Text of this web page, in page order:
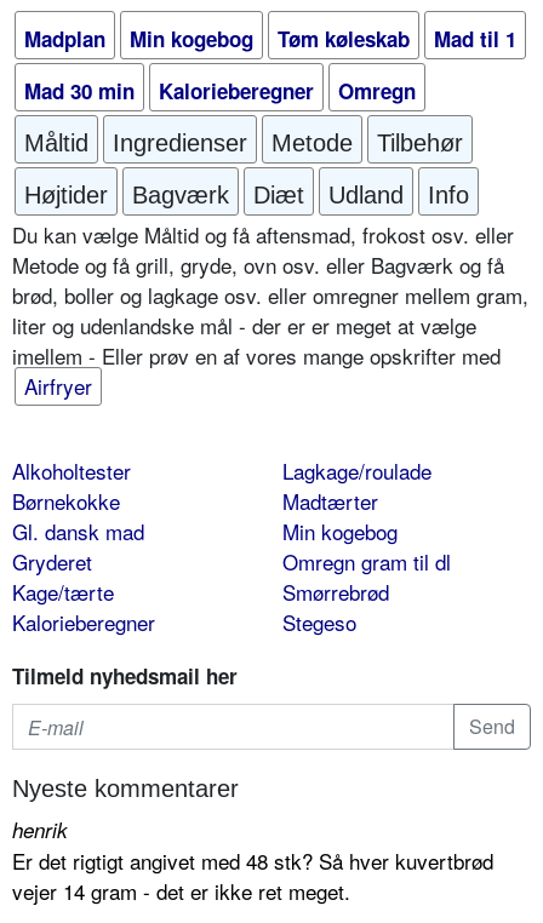
Madplan Min kogebog Tøm køleskab
Mad til 1
Mad 30 min
Kalorieberegner Omregn
Måltid Ingredienser Metode
Tilbehør
Højtider
Bagværk Diæt Udland Info
Du kan vælge Måltid og få aftensmad, frokost osv. eller
Metode og få grill, gryde, ovn osv. eller Bagværk og få
brød, boller og lagkage osv. eller omregner mellem gram,
liter og udenlandske mål - der er er meget at vælge
imellem - Eller prøv en af vores mange opskrifter med
Airfryer
Alkoholtester
Børnekokke
Gl. dansk mad
Gryderet
Kage/tærte
Kalorieberegner
Lagkage/roulade
Madtærter
Min kogebog
Omregn gram til dl
Smørrebrød
Stegeso
Tilmeld nyhedsmail her
Nyeste kommentarer
henrik
Er det rigtigt angivet med 48 stk? Så hver kuvertbrød
vejer 14 gram - det er ikke ret meget.